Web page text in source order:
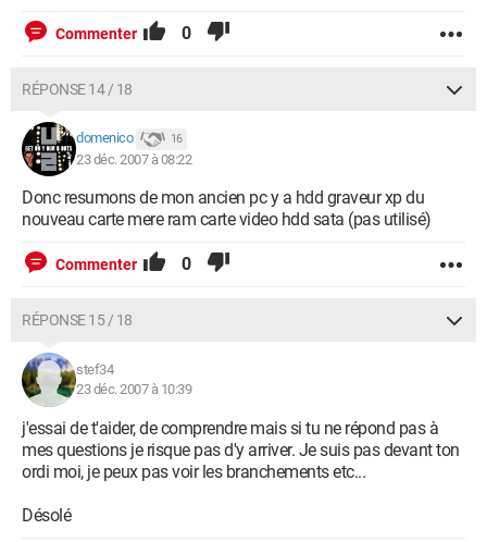
Commenter 0
RÉPONSE 14 / 18
domenico 16
23 déc. 2007 à 08:22
Donc resumons de mon ancien pc y a hdd graveur xp du
nouveau carte mere ram carte video hdd sata (pas utilisé)
Commenter 0
RÉPONSE 15 / 18
stef34
23 déc. 2007 à 10:39
j'essai de t'aider, de comprendre mais si tu ne répond pas à
mes questions je risque pas d'y arriver. Je suis pas devant ton
ordi moi, je peux pas voir les branchements etc...
Désolé